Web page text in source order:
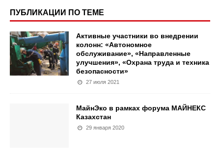
ПУБЛИКАЦИИ ПО ТЕМЕ
Активные участники во внедрении
колонн: «Автономное
обслуживание», «Направленные
улучшения», «Охрана труда и техника
безопасности»
27 июля 2021
МайнЭко в рамках форума МАЙНЕКС
Казахстан
29 января 2020